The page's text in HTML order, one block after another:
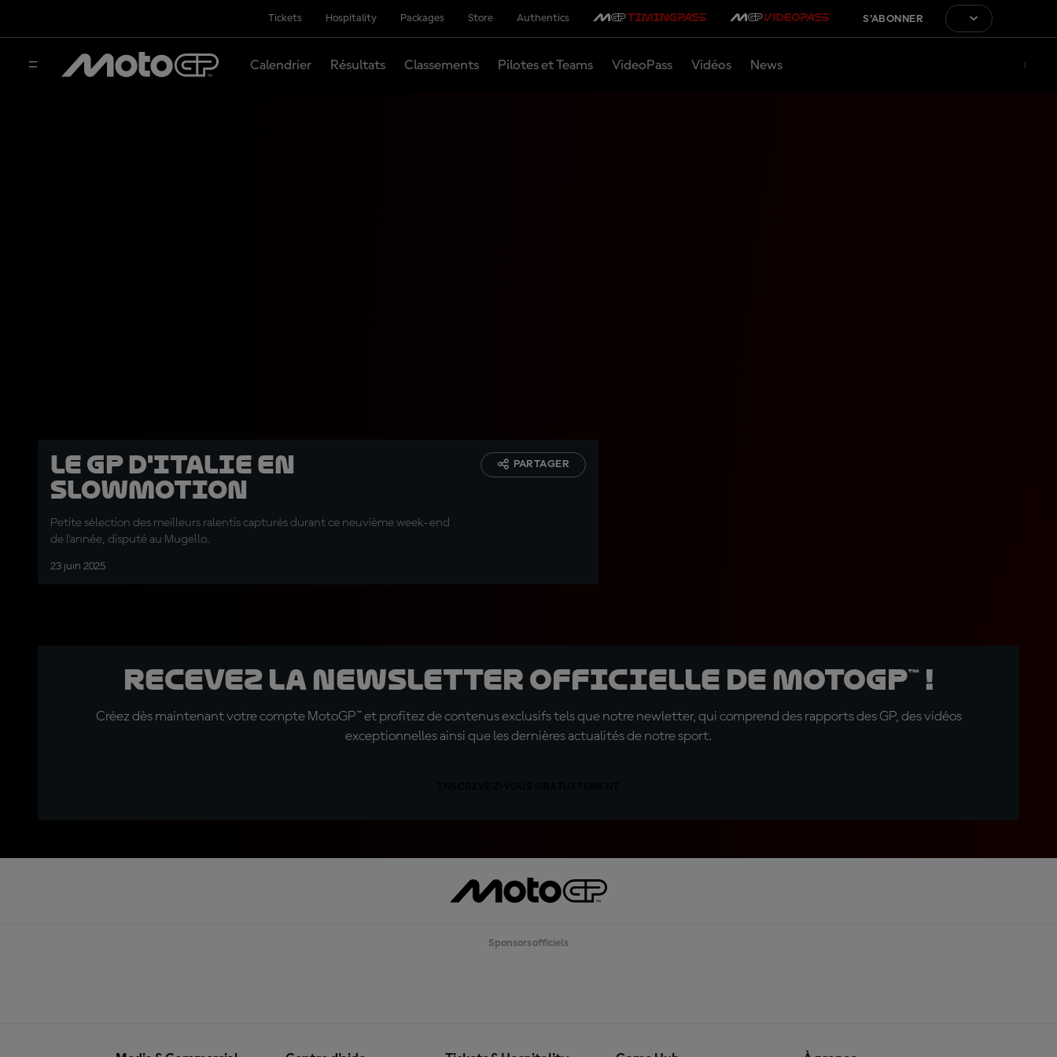
Tickets Hospitality Packages Store Authentics S'ABONNER
Calendrier Résultats Classements Pilotes et Teams VideoPass Vidéos News
Le GP d'Italie en
slowmotion
Petite sélection des meilleurs ralentis capturés durant ce neuvième week-end
de l'année, disputé au Mugello.
23 juin 2025
PARTAGER
Recevez la Newsletter officielle de MotoGP™ !
Créez dès maintenant votre compte MotoGP™ et profitez de contenus exclusifs tels que notre newletter, qui comprend des rapports des GP, des vidéos
exceptionnelles ainsi que les dernières actualités de notre sport.
Sponsors officiels